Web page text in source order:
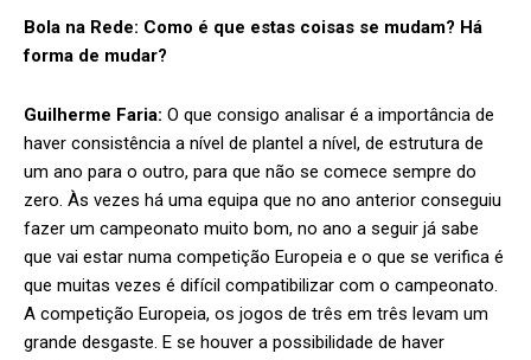
Bola na Rede: Como é que estas coisas se mudam? Há
forma de mudar?
Guilherme Faria: O que consigo analisar é a importância de
haver consistência a nível de plantel a nível, de estrutura de
um ano para o outro, para que não se comece sempre do
zero. Às vezes há uma equipa que no ano anterior conseguiu
fazer um campeonato muito bom, no ano a seguir já sabe
que vai estar numa competição Europeia e o que se verifica é
que muitas vezes é difícil compatibilizar com o campeonato.
A competição Europeia, os jogos de três em três levam um
grande desgaste. E se houver a possibilidade de haver